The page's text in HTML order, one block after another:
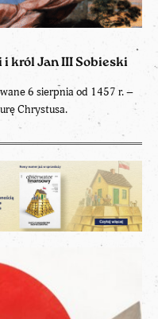
król Jan III Sobieski
6 sierpnia od 1457 r. –
Chrystusa.